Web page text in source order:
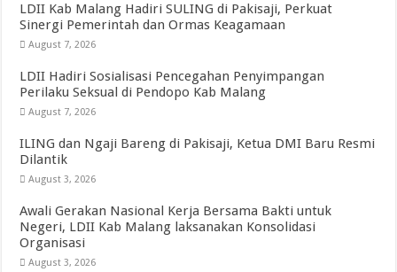
LDII Kab Malang Hadiri SULING di Pakisaji, Perkuat
Sinergi Pemerintah dan Ormas Keagamaan
August 7, 2026
LDII Hadiri Sosialisasi Pencegahan Penyimpangan
Perilaku Seksual di Pendopo Kab Malang
August 7, 2026
ILING dan Ngaji Bareng di Pakisaji, Ketua DMI Baru Resmi
Dilantik
August 3, 2026
Awali Gerakan Nasional Kerja Bersama Bakti untuk
Negeri, LDII Kab Malang laksanakan Konsolidasi
Organisasi
August 3, 2026